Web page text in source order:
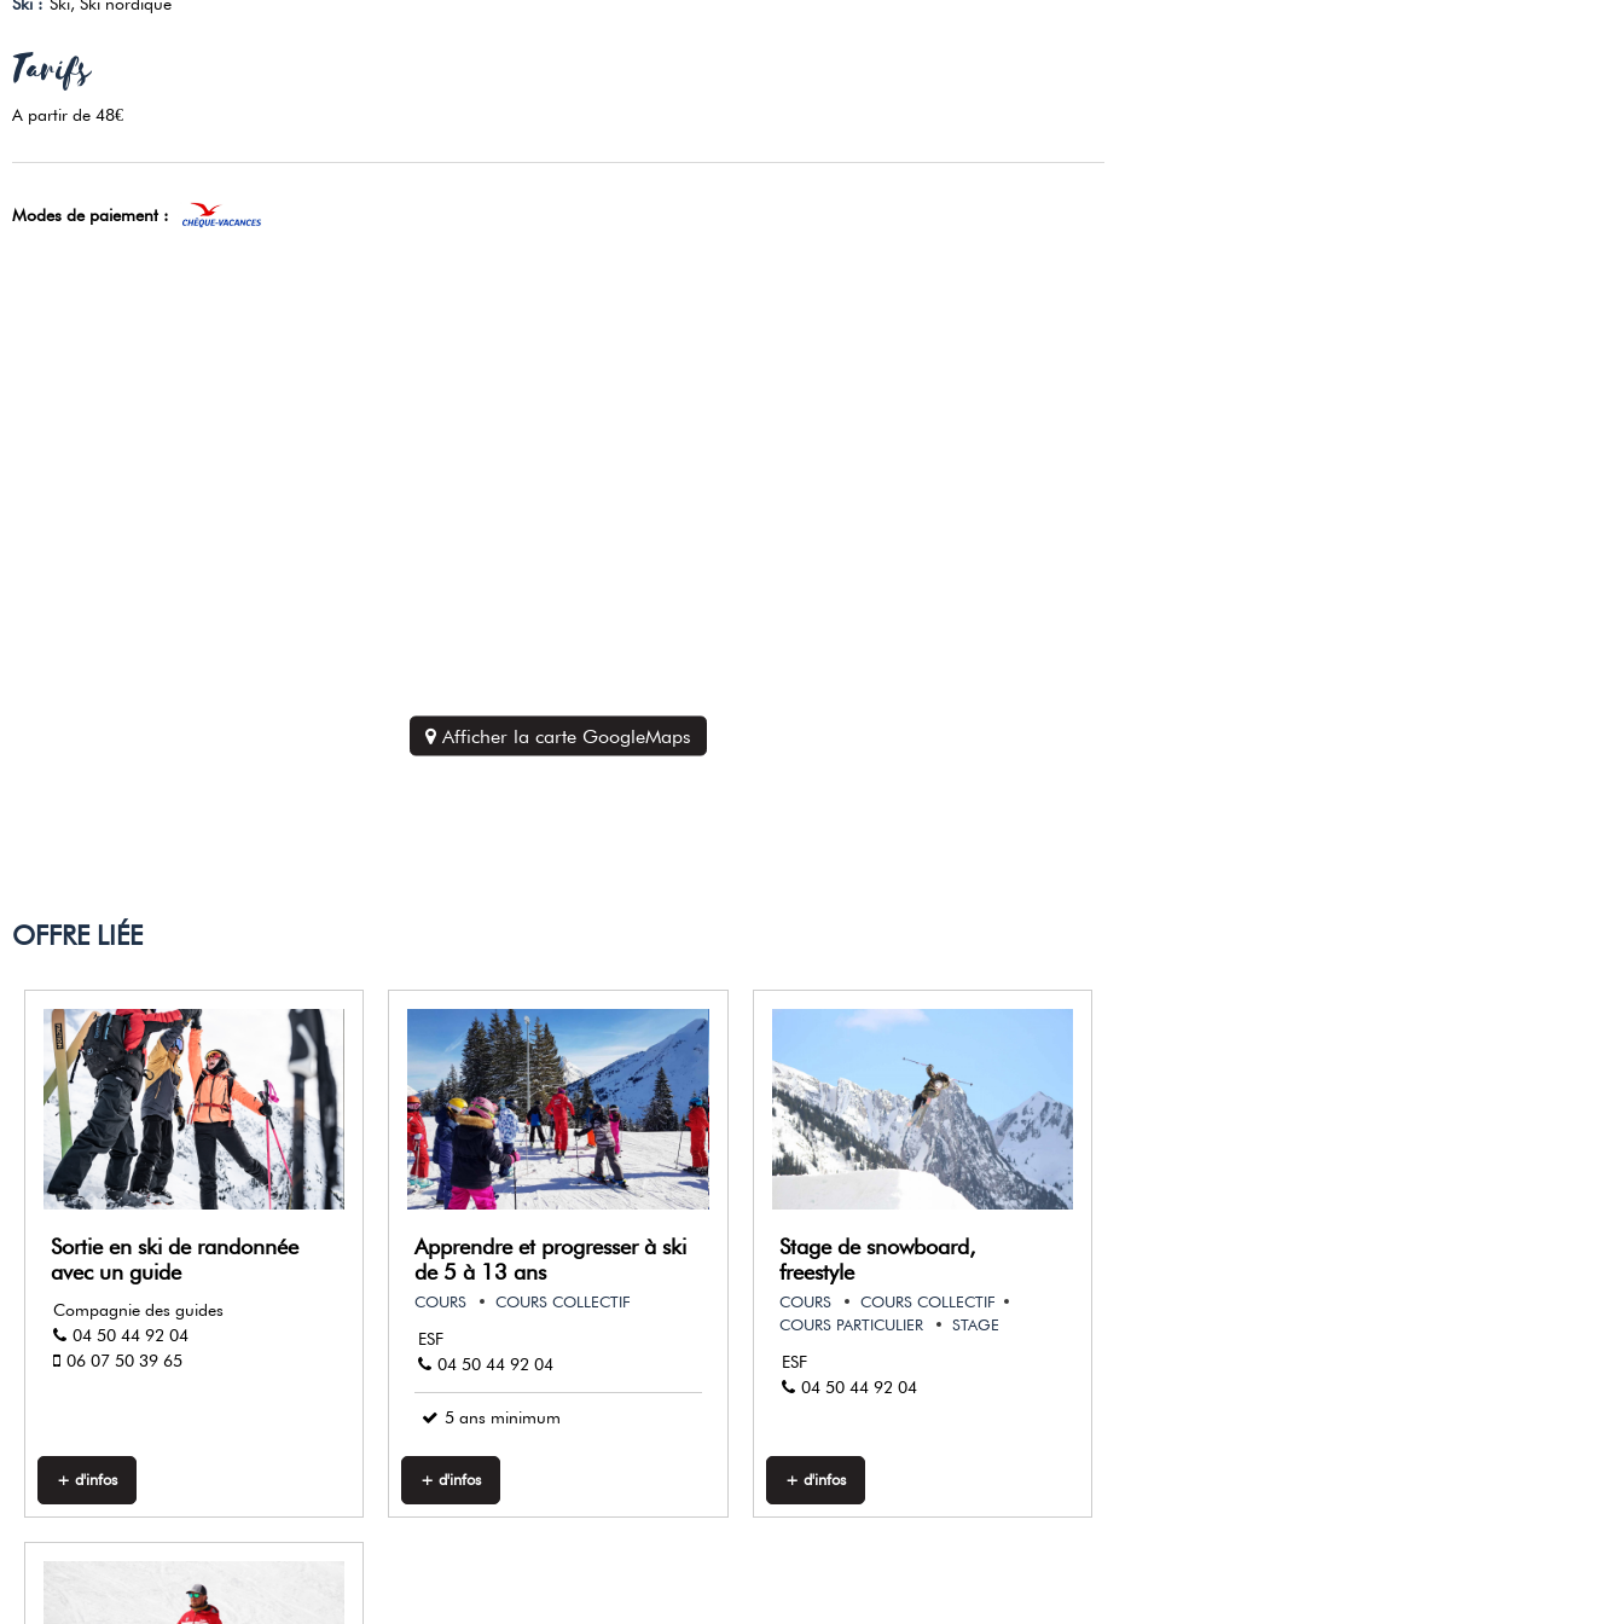
Tarifs
A partir de 48€
Modes de paiement :
Afficher la carte GoogleMaps
OFFRE LIÉE
Sortie en ski de randonnée
avec un guide
Compagnie des guides
04 50 44 92 04
06 07 50 39 65
+ d'infos
Apprendre et progresser à ski
de 5 à 13 ans
COURS
COURS COLLECTIF
ESF
04 50 44 92 04
5 ans minimum
+ d'infos
Stage de snowboard,
freestyle
COURS
COURS COLLECTIF
COURS PARTICULIER
STAGE
ESF
04 50 44 92 04
+ d'infos